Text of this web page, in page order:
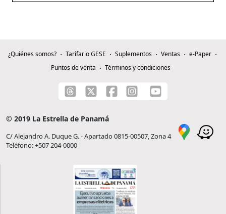
¿Quiénes somos? Tarifario GESE Suplementos Ventas
e-Paper
Puntos de venta
Términos y condiciones
© 2019 La Estrella de Panamá
C/ Alejandro A. Duque G. - Apartado 0815-00507, Zona 4
Teléfono: +507 204-0000